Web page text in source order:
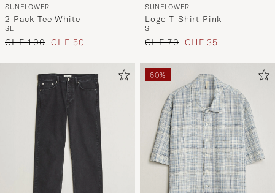
SUNFLOWER
2 Pack Tee White
SL
Regulärer Preis
CHF 100 Reduzierter Preis
CHF 50
SUNFLOWER
Logo T-Shirt Pink
S
Regulärer Preis
CHF 70 Reduzierter Preis
CHF 35
60%